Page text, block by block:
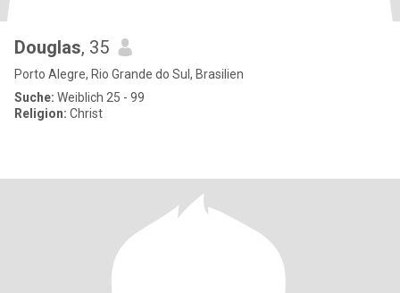
Douglas, 35
Porto Alegre, Rio Grande do Sul, Brasilien
Suche: Weiblich 25 - 99
Religion: Christ